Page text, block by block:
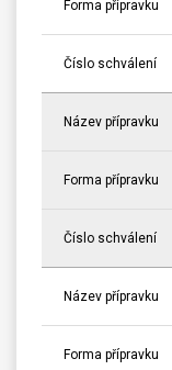
Forma přípravku
Číslo schválení
Název přípravku
Forma přípravku
Číslo schválení
Název přípravku
Forma přípravku